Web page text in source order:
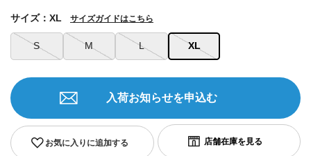
S M L XL
サイズ：XL サイズガイドはこちら
お気に入りに追加する
入荷お知らせを申込む